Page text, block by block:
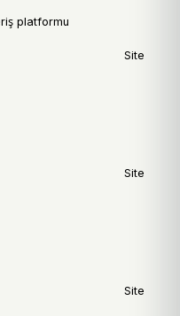
platformu
Site
Site
Site